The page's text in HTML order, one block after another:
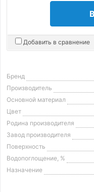
Добавить в сравнение
Бренд
Производитель
Основной материал
Цвет
Родина производителя
Завод производителя
Поверхность
Водопоглощение, %
Назначение